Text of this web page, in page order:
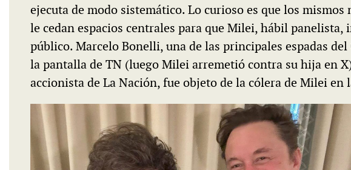
ejecuta de modo sistemático. Lo curioso es que los
le cedan espacios centrales para que Milei, hábil panelista,
público. Marcelo Bonelli, una de las principales espadas
la pantalla de TN (luego Milei arremetió contra su hija en
accionista de La Nación, fue objeto de la cólera de Milei en